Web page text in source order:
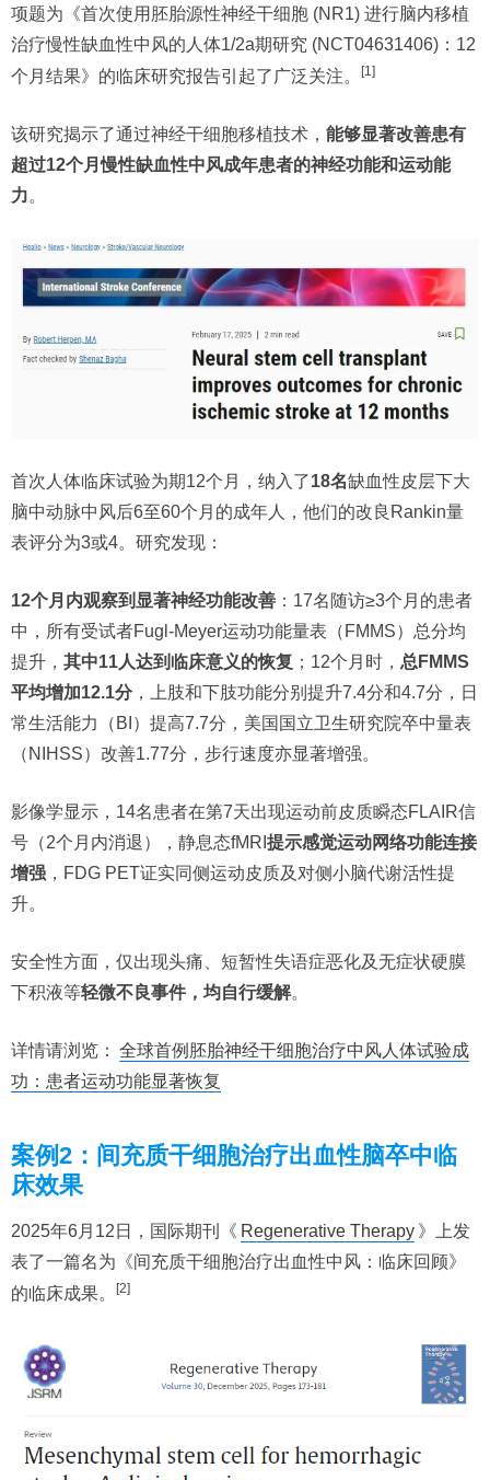
项题为《首次使用胚胎源性神经干细胞 (NR1) 进行脑内移植
治疗慢性缺血性中风的人体1/2a期研究 (NCT04631406)：12
个月结果》的临床研究报告引起了广泛关注。
[1]
该研究揭示了通过神经干细胞移植技术， 能够显著改善患有
超过12个月慢性缺血性中风成年患者的神经功能和运动能
力。
首次人体临床试验为期12个月，纳入了18名缺血性皮层下大
脑中动脉中风后6至60个月的成年人，他们的改良Rankin量
表评分为3或4。研究发现：
12个月内观察到显著神经功能改善 ：17名随访≥3个月的患者
中，所有受试者Fugl-Meyer运动功能量表（FMMS）总分均
提升， 其中11人达到临床意义的恢复 ；12个月时， 总FMMS
平均增加12.1分，上肢和下肢功能分别提升7.4分和4.7分，日
常生活能力（BI）提高7.7分，美国国立卫生研究院卒中量表
（NIHSS）改善1.77分，步行速度亦显著增强。
影像学显示，14名患者在第7天出现运动前皮质瞬态FLAIR信
号（2个月内消退），静息态fMRI 提示感觉运动网络功能连接
增强 ，FDG PET证实同侧运动皮质及对侧小脑代谢活性提
升。
安全性方面，仅出现头痛、短暂性失语症恶化及无症状硬膜
下积液等轻微不良事件，均自行缓解。
详情请浏览： 全球首例胚胎神经干细胞治疗中风人体试验成
功：患者运动功能显著恢复
案例2：间充质干细胞治疗出血性脑卒中临
床效果
2025年6月12日，国际期刊《 Regenerative Therapy 》上发
表了一篇名为《间充质干细胞治疗出血性中风：临床回顾》
的临床成果。
[2]